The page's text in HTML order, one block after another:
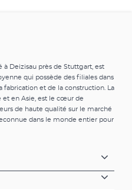
à Deizisau près de Stuttgart, est
qui possède des filiales dans
fabrication et de la construction. La
et en Asie, est le cœur de
de haute qualité sur le marché
dans le monde entier pour